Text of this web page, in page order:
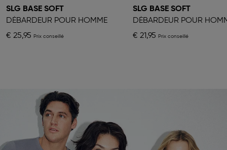
SLG BASE SOFT
DÉBARDEUR POUR HOMME
€ 25,95
SLG BASE SOFT
DÉBARDEUR POUR
€ 21,95